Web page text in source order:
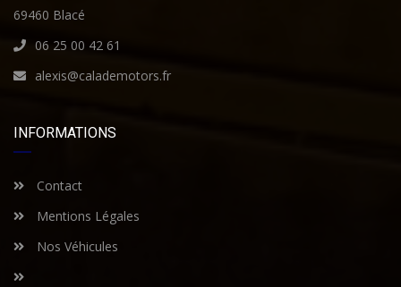
69460 Blacé
06 25 00 42 61
alexis@calademotors.fr
INFORMATIONS
Contact
Mentions Légales
Nos Véhicules